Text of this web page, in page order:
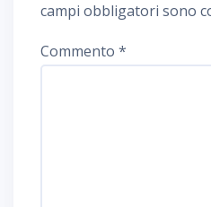
campi obbligatori sono
Commento *